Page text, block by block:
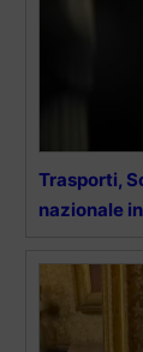
Trasporti,
nazionale